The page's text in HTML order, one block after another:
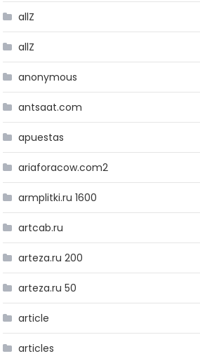
allZ
allZ
anonymous
antsaat.com
apuestas
ariaforacow.com2
armplitki.ru 1600
artcab.ru
arteza.ru 200
arteza.ru 50
article
articles